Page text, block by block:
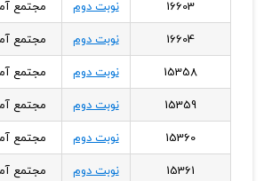
16603
نوبت دوم مجتمع
16604
نوبت دوم مجتمع
15358
نوبت دوم مجتمع
15359
نوبت دوم مجتمع
15360
نوبت دوم مجتمع
15361
نوبت دوم مجتمع